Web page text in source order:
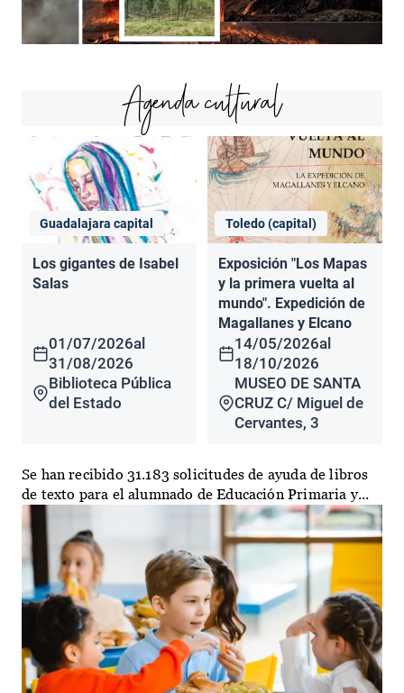
Agenda cultural
Guadalajara capital
Los gigantes de Isabel
Salas
01/07/2026al
31/08/2026
Biblioteca Pública
del Estado
Toledo (capital)
Exposición "Los Mapas
y la primera vuelta al
mundo". Expedición de
Magallanes y Elcano
14/05/2026al
18/10/2026
MUSEO DE SANTA
CRUZ C/ Miguel de
Cervantes, 3
Se han recibido 31.183 solicitudes de ayuda de libros
de texto para el alumnado de Educación Primaria y...